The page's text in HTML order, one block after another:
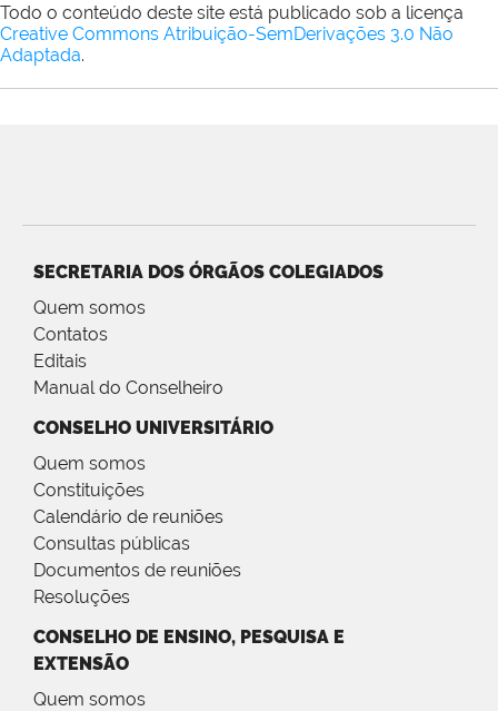
Todo o conteúdo deste site está publicado sob a licença
Creative Commons Atribuição-SemDerivações 3.0 Não
Adaptada.
SECRETARIA DOS ÓRGÃOS COLEGIADOS
Quem somos
Contatos
Editais
Manual do Conselheiro
CONSELHO UNIVERSITÁRIO
Quem somos
Constituições
Calendário de reuniões
Consultas públicas
Documentos de reuniões
Resoluções
CONSELHO DE ENSINO, PESQUISA E
EXTENSÃO
Quem somos